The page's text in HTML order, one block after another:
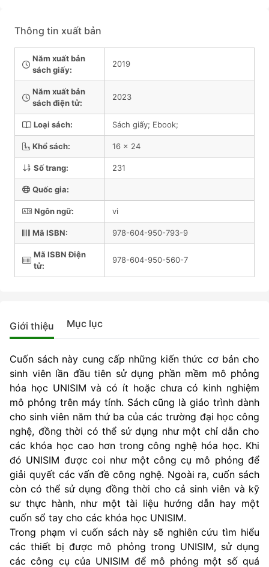
Thông tin xuất bản
Năm xuất bản
sách giấy:
2019
Năm xuất bản
sách điện tử:
2023
Loại sách: Sách giấy; Ebook;
Khổ sách: 16 x 24
Số trang: 231
Quốc gia:
Ngôn ngữ: vi
Mã ISBN: 978-604-950-793-9
Mã ISBN Điện
tử:
978-604-950-560-7
Giới thiệu Mục lục
Cuốn sách này cung cấp những kiến thức cơ bản cho
sinh viên lần đầu tiên sử dụng phần mềm mô phỏng
hóa học UNISIM và có ít hoặc chưa có kinh nghiệm
mô phỏng trên máy tính. Sách cũng là giáo trình dành
cho sinh viên năm thứ ba của các trường đại học công
nghệ, đồng thời có thể sử dụng như một chỉ dẫn cho
các khóa học cao hơn trong công nghệ hóa học. Khi
đó UNISIM được coi như một công cụ mô phỏng để
giải quyết các vấn đề công nghệ. Ngoài ra, cuốn sách
còn có thể sử dụng đồng thời cho cả sinh viên và kỹ
sư thực hành, như một tài liệu hướng dẫn hay một
cuốn sổ tay cho các khóa học UNISIM.
Trong phạm vi cuốn sách này sẽ nghiên cứu tìm hiểu
các thiết bị được mô phỏng trong UNISIM, sử dụng
các công cụ của UNISIM để mô phỏng một số quá